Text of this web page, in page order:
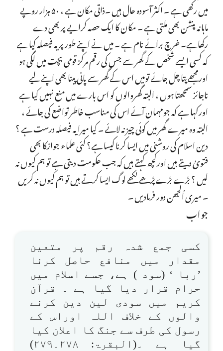
میں رکھی ہے ۔ اکثر آسودہ حال ہیں ۔ذاتی مکان ہے ، ۵۰ ہزار روپے
ماہانہ پنشن بھی ملتی ہے ۔ مکان کا ایک حصہ کرایے پر بھی دے
رکھاہے۔ خرچ برائے نام ہے ۔ میں نے اپنے طور پر یہ فیصلہ کیا ہے
کہ کسی ایسے شخص کے گھر سے جس کی رقم مرکز قومی بچت میں لگی ہو
اورمجھے پتا چل جائے تومیں اس کے گھر سے پانی پینا بھی اپنے لیے
ناجائز سمجھتا ہوں ، البتہ گھروالوں کو اس بارے میں منع نہیں کیا ہے
اورکہا ہے کہ جومہمان آئے اس کی مناسب خاطر تواضع کی جائے ،
البتہ وہ میرے گھر میں کوئی چیز نہ لائے ۔ کیا میرا یہ فیصلہ درست ہے ؟
دین اسلام کی روشنی میں ایسا کرنا کیسا ہے؟ کئی علماء جوازکا بھی
فتویٰ دیتے ہیں اورکچھ کہتے ہیں کہ جب حکومت دیتی ہے تو ہم کیوں نہ
لیں ؟ بڑے بڑےپڑھے لکھے لوگ ایسا کرتے ہیں تو ہم کیوں نہ کریں
۔ میری اُلجھن دور فرمادیں ۔
جواب
کسی جمع شدہ رقم پر متعین
مقدار میں منافع حاصل کرنا
’ربا ‘ (سود ) ہے، جسے اسلام میں
حرام قرار دیا گیا ہے ۔ قرآن
کریم میں سودی لین دین کرنے
والوں کے خلاف اللہ اوراس کے
رسول کی طرف سے جنگ کا اعلان کیا
گیا ہے ۔(البقرۃ: ۲۷۸۔۲۷۹)